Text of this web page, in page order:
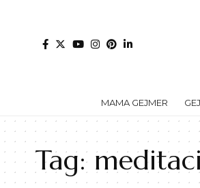
MAMA GEJMER
Tag: